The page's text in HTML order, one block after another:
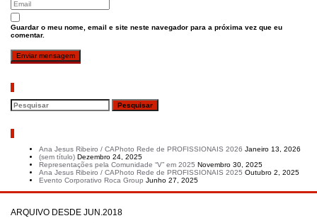
Guardar o meu nome, email e site neste navegador para a próxima vez que eu
comentar.
Ana Jesus Ribeiro / CAPhoto Rede de PROFISSIONAIS 2026 Janeiro 13, 2026
(sem título) Dezembro 24, 2025
Representações pela Comunidade “V” em 2025 Novembro 30, 2025
Ana Jesus Ribeiro / CAPhoto Rede de PROFISSIONAIS 2025 Outubro 2, 2025
Evento Corporativo Roca Group Junho 27, 2025
ARQUIVO DESDE JUN.2018